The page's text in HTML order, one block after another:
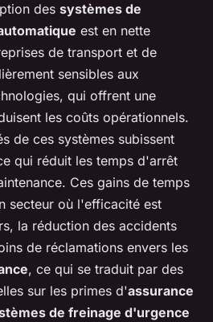
des systèmes de
est en nette
de transport et de
sensibles aux
qui offrent une
les coûts opérationnels.
de ces systèmes subissent
qui réduit les temps d'arrêt
Ces gains de temps
secteur où l'efficacité est
la réduction des accidents
de réclamations envers les
, ce qui se traduit par des
sur les primes d'assurance
de freinage d'urgence